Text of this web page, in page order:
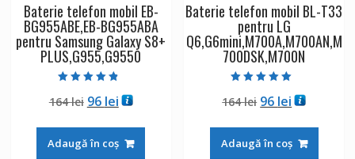
Baterie telefon mobil EB-
BG955ABE,EB-BG955ABA
pentru Samsung Galaxy S8+
PLUS,G955,G9550
4.50
din 5
164lei Prețul
a
fost:
96 leiPrețul
este:
96 lei.
Adaugă în coș
Baterie telefon mobil BL-T33
pentru LG
Q6,G6mini,M700A,M700AN,M
700DSK,M700N
5.00
din 5
164lei Prețul
a
fost:
96 leiPrețul
este:
96 lei.
Adaugă în coș